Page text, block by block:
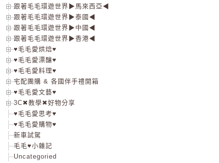
跟著毛毛環遊世界▶馬來西亞◀
跟著毛毛環遊世界▶泰國◀
跟著毛毛環遊世界▶中國◀
跟著毛毛環遊世界▶香港◀
♥毛毛愛烘焙♥
♥毛毛愛漂釀♥
♥毛毛愛料理♥
宅配團購 & 各國伴手禮開箱
♥毛毛愛文藝♥
3C✖教學✖好物分享
♥毛毛愛思考♥
♥毛毛愛購物♥
新車試駕
毛毛♥小雜記
Uncategoried